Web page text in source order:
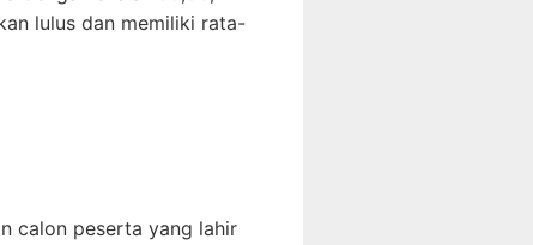
lulus dan memiliki rata-
calon peserta yang lahir